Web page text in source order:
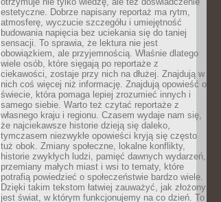
estetyczne. Dobrze napisany reportaż ma rytm,
atmosferę, wyczucie szczegółu i umiejętność
budowania napięcia bez uciekania się do taniej
sensacji. To sprawia, że lektura nie jest
obowiązkiem, ale przyjemnością. Właśnie dlatego
wiele osób, które sięgają po reportaże z
ciekawości, zostaje przy nich na dłużej. Znajdują w
nich coś więcej niż informację. Znajdują opowieść o
świecie, która pomaga lepiej zrozumieć innych i
samego siebie. Warto też czytać reportaże z
własnego kraju i regionu. Czasem wydaje nam się,
że najciekawsze historie dzieją się daleko,
tymczasem niezwykłe opowieści kryją się często
tuż obok. Zmiany społeczne, lokalne konflikty,
historie zwykłych ludzi, pamięć dawnych wydarzeń,
przemiany małych miast i wsi to tematy, które
potrafią powiedzieć o społeczeństwie bardzo wiele.
Dzięki takim tekstom łatwiej zauważyć, jak złożony
jest świat, w którym funkcjonujemy na co dzień. To